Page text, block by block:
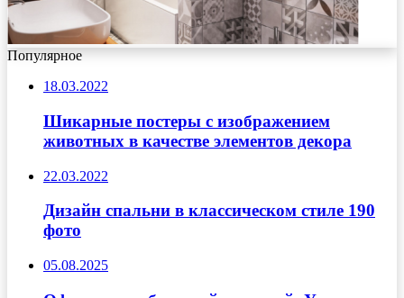
Популярное
18.03.2022
Шикарные постеры с изображением
животных в качестве элементов декора
22.03.2022
Дизайн спальни в классическом стиле 190
фото
05.08.2025